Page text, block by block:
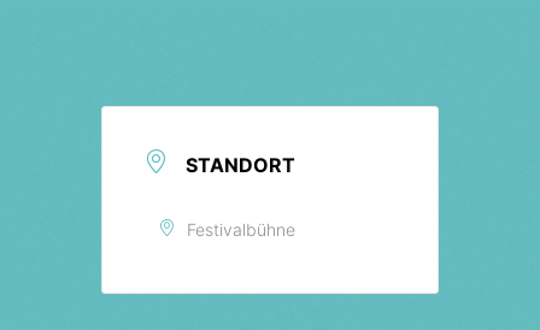
STANDORT
Festivalbühne